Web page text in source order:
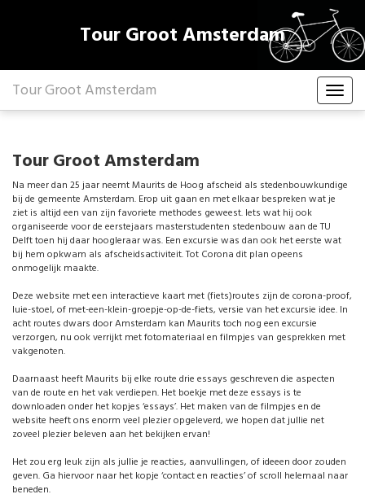
Tour Groot Amsterdam
Tour Groot Amsterdam
Tour Groot Amsterdam
Na meer dan 25 jaar neemt Maurits de Hoog afscheid als stedenbouwkundige
bij de gemeente Amsterdam. Erop uit gaan en met elkaar bespreken wat je
ziet is altijd een van zijn favoriete methodes geweest. Iets wat hij ook
organiseerde voor de eerstejaars masterstudenten stedenbouw aan de TU
Delft toen hij daar hoogleraar was. Een excursie was dan ook het eerste wat
bij hem opkwam als afscheidsactiviteit. Tot Corona dit plan opeens
onmogelijk maakte.
Deze website met een interactieve kaart met (fiets)routes zijn de corona-proof,
luie-stoel, of met-een-klein-groepje-op-de-fiets, versie van het excursie idee. In
acht routes dwars door Amsterdam kan Maurits toch nog een excursie
verzorgen, nu ook verrijkt met fotomateriaal en filmpjes van gesprekken met
vakgenoten.
Daarnaast heeft Maurits bij elke route drie essays geschreven die aspecten
van de route en het vak verdiepen. Het boekje met deze essays is te
downloaden onder het kopjes ‘essays’. Het maken van de filmpjes en de
website heeft ons enorm veel plezier opgeleverd, we hopen dat jullie net
zoveel plezier beleven aan het bekijken ervan!
Het zou erg leuk zijn als jullie je reacties, aanvullingen, of ideeen door zouden
geven. Ga hiervoor naar het kopje ‘contact en reacties’ of scroll helemaal naar
beneden.